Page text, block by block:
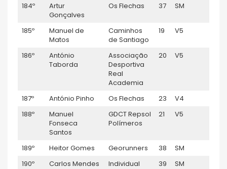
184º
Artur
Gonçalves
Os Flechas 37 SM
185º
Manuel de
Matos
Caminhos
de Santiago
19 V5
186º
António
Taborda
Associação
Desportiva
Real
Academia
20 V5
187º António Pinho Os Flechas 23 V4
188º
Manuel
Fonseca
Santos
GDCT Repsol
Polímeros
21 V5
189º Heitor Gomes Georunners 38 SM
190º
Carlos Mendes Individual 39 SM